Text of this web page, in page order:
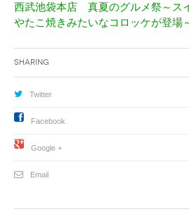
西武池袋本店 真夏のグルメ祭～ス
やたこ焼きみたいなコロッケが登場
Sharing
Twitter
Facebook
Google +
Email